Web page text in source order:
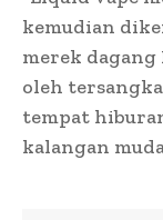
kemudian
merek
oleh tersangka
tempat
kalangan